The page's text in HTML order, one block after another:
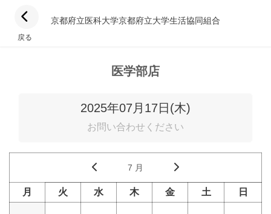
戻る
京都府立医科大学京都府立大学生活協同組合
医学部店
2025年07月17日(木)
お問い合わせください
7 月
月 火 水 木 金 土 日